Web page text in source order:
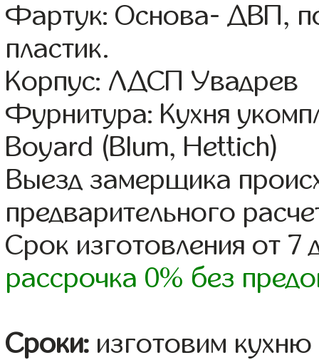
Фартук: Основа- ДВП,
пластик.
Корпус: ЛДСП Увадрев
Фурнитура: Кухня
Boyard (Blum, Hettich)
Выезд замерщика
предварительного
Срок изготовления от 7
рассрочка 0% без
Сроки: изготовим